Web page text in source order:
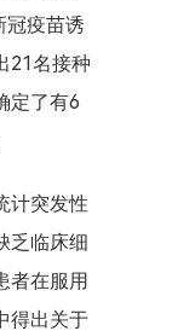
冠疫苗诱
21名接种
定了有6
计突发性
乏临床细
者在服用
得出关于